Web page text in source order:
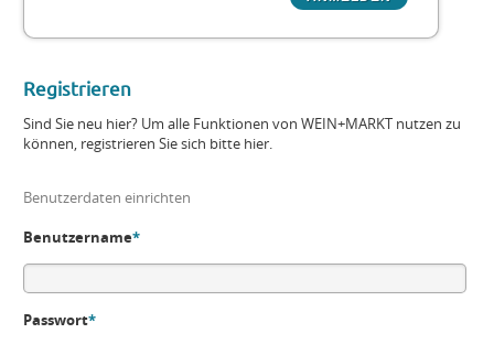
Registrieren
Sind Sie neu hier? Um alle Funktionen von WEIN+MARKT nutzen zu
können, registrieren Sie sich bitte hier.
Benutzerdaten einrichten
Benutzername*
Passwort*